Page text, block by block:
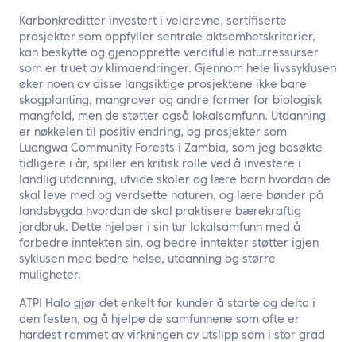
Karbonkreditter investert i veldrevne, sertifiserte
prosjekter som oppfyller sentrale aktsomhetskriterier,
kan beskytte og gjenopprette verdifulle naturressurser
som er truet av klimaendringer. Gjennom hele livssyklusen
øker noen av disse langsiktige prosjektene ikke bare
skogplanting, mangrover og andre former for biologisk
mangfold, men de støtter også lokalsamfunn. Utdanning
er nøkkelen til positiv endring, og prosjekter som
Luangwa Community Forests i Zambia, som jeg besøkte
tidligere i år, spiller en kritisk rolle ved å investere i
landlig utdanning, utvide skoler og lære barn hvordan de
skal leve med og verdsette naturen, og lære bønder på
landsbygda hvordan de skal praktisere bærekraftig
jordbruk. Dette hjelper i sin tur lokalsamfunn med å
forbedre inntekten sin, og bedre inntekter støtter igjen
syklusen med bedre helse, utdanning og større
muligheter.
ATPI Halo gjør det enkelt for kunder å starte og delta i
den festen, og å hjelpe de samfunnene som ofte er
hardest rammet av virkningen av utslipp som i stor grad